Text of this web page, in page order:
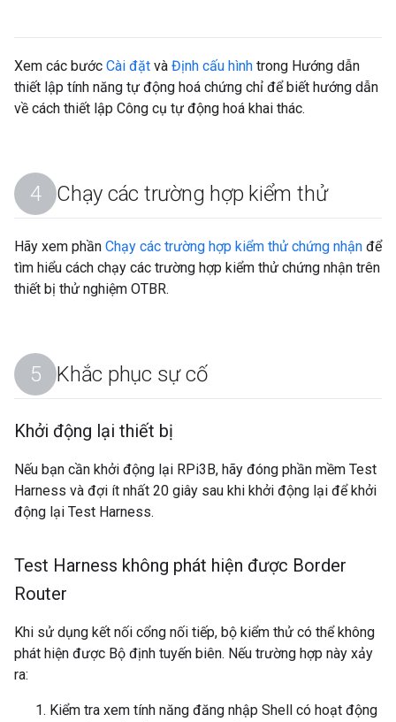
Xem các bước Cài đặt và Định cấu hình trong Hướng dẫn
thiết lập tính năng tự động hoá chứng chỉ để biết hướng dẫn
về cách thiết lập Công cụ tự động hoá khai thác.
Chạy các trường hợp kiểm thử
Hãy xem phần Chạy các trường hợp kiểm thử chứng nhận để
tìm hiểu cách chạy các trường hợp kiểm thử chứng nhận trên
thiết bị thử nghiệm OTBR.
Khắc phục sự cố
Khởi động lại thiết bị
Nếu bạn cần khởi động lại RPi3B, hãy đóng phần mềm Test
Harness và đợi ít nhất 20 giây sau khi khởi động lại để khởi
động lại Test Harness.
Test Harness không phát hiện được Border
Router
Khi sử dụng kết nối cổng nối tiếp, bộ kiểm thử có thể không
phát hiện được Bộ định tuyến biên. Nếu trường hợp này xảy
ra:
Kiểm tra xem tính năng đăng nhập Shell có hoạt động